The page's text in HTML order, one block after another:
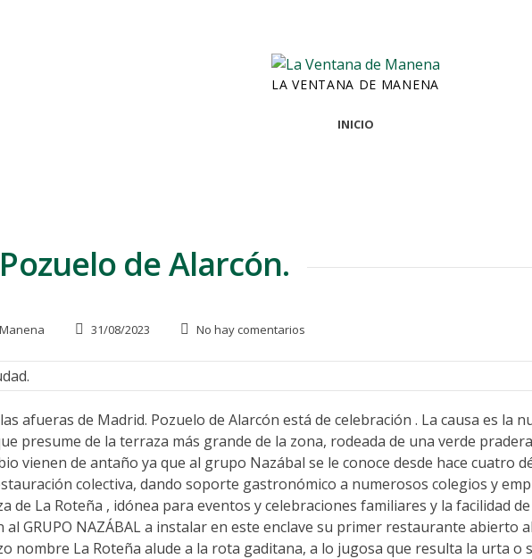
LA VENTANA DE MANENA
INICIO
de Alarcón.
Manena 31/08/2023 No hay comentarios
afueras de Madrid. Pozuelo de Alarcón está de celebración . La causa es la
presume de la terraza más grande de la zona, rodeada de una verde
vienen de antaño ya que al grupo Nazábal se le conoce desde hace cuatro
colectiva, dando soporte gastronómico a numerosos colegios y
de La Roteña , idónea para eventos y celebraciones familiares y la facilidad
GRUPO NAZÁBAL a instalar en este enclave su primer restaurante abierto
nombre La Roteña alude a la rota gaditana, a lo jugosa que resulta la urta o